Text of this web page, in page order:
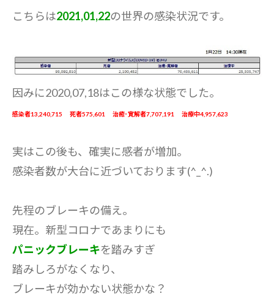
こちらは2021,01,22の世界の感染状況です。
因みに2020,07,18はこの様な状態でした。
感染者13,240,715 死者575,601 治癒･寛解者7,707,191 治療中4,957,623
実はこの後も、確実に感者が増加。
感染者数が大台に近づいております(^_^.)
先程のブレーキの備え。
現在。新型コロナであまりにも
パニックブレーキを踏みすぎ
踏みしろがなくなり、
ブレーキが効かない状態かな？